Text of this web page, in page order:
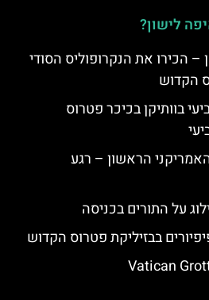
לישון?
– הכירו את הנקרופוליס הסודי
הקדוש
בוותיקן בכיכר פטרוס
האמריקני הראשון – רגע
על התורים בכניסה
בבזיליקת פטרוס הקדוש